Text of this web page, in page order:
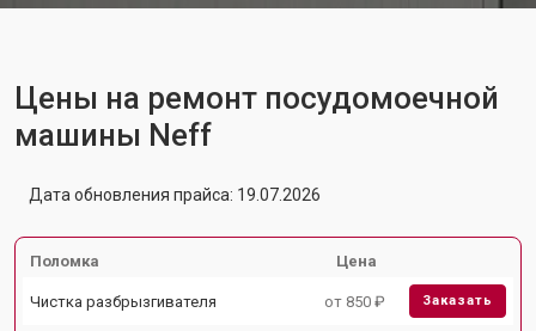
Цены на ремонт посудомоечной
машины Neff
Дата обновления прайса: 19.07.2026
Поломка Цена
Чистка разбрызгивателя от 850 ₽ Заказать